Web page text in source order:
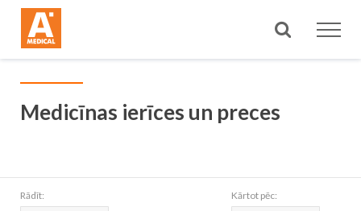
Meklēt
Medicīnas ierīces un preces
Rādīt: Kārtot pēc: